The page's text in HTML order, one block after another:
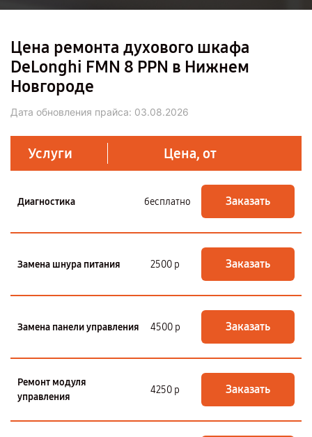
Цена ремонта духового шкафа
DeLonghi FMN 8 PPN в Нижнем
Новгороде
Дата обновления прайса: 03.08.2026
Услуги Цена, от
Диагностика бесплатно Заказать
Замена шнура питания 2500 р Заказать
Замена панели управления 4500 р Заказать
Ремонт модуля
управления
4250 р Заказать